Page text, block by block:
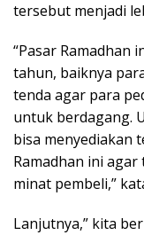
tersebut menjadi
“Pasar Ramadhan
tahun, baiknya
tenda agar para
untuk berdagang.
bisa menyediakan
Ramadhan ini
minat pembeli,”
Lanjutnya,” kita